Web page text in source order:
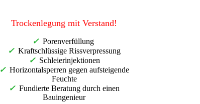
Trockenlegung mit Verstand!
✓Porenverfüllung
✓Kraftschlüssige Rissverpressung
✓Schleierinjektionen
✓Horizontalsperren gegen aufsteigende
Feuchte
✓Fundierte Beratung durch einen
Bauingenieur